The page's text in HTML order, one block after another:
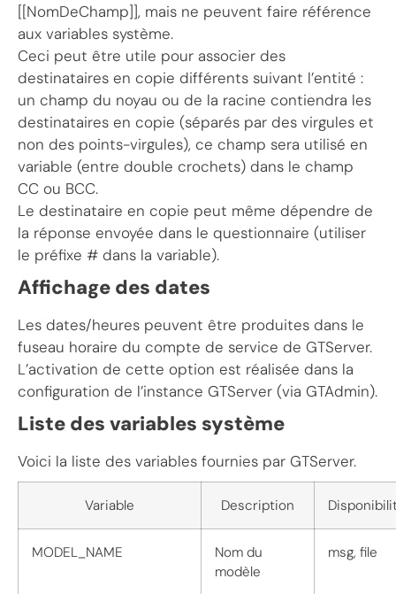
[[NomDeChamp]], mais ne peuvent faire référence
aux variables système.
Ceci peut être utile pour associer des
destinataires en copie différents suivant l’entité :
un champ du noyau ou de la racine contiendra les
destinataires en copie (séparés par des virgules et
non des points-virgules), ce champ sera utilisé en
variable (entre double crochets) dans le champ
CC ou BCC.
Le destinataire en copie peut même dépendre de
la réponse envoyée dans le questionnaire (utiliser
le préfixe # dans la variable).
Affichage des dates
Les dates/heures peuvent être produites dans le
fuseau horaire du compte de service de GTServer.
L’activation de cette option est réalisée dans la
configuration de l’instance GTServer (via GTAdmin).
Liste des variables système
Voici la liste des variables fournies par GTServer.
Variable Description
MODEL_NAME
Nom du
modèle
msg, file